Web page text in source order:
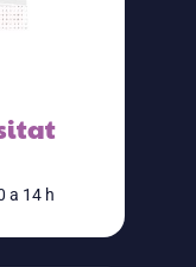
a 14 h